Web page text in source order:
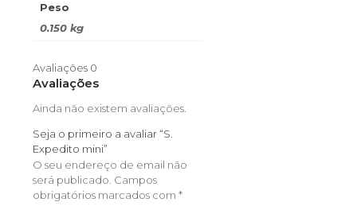
Peso
0.150 kg
Avaliações 0
Avaliações
Ainda não existem avaliações.
Seja o primeiro a avaliar “S.
Expedito mini”
O seu endereço de email não
será publicado. Campos
obrigatórios marcados com *